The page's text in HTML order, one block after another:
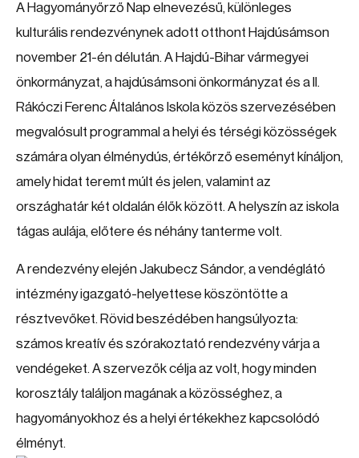
A Hagyományőrző Nap elnevezésű, különleges
kulturális rendezvénynek adott otthont Hajdúsámson
november 21-én délután. A Hajdú-Bihar vármegyei
önkormányzat, a hajdúsámsoni önkormányzat és a II.
Rákóczi Ferenc Általános Iskola közös szervezésében
megvalósult programmal a helyi és térségi közösségek
számára olyan élménydús, értékőrző eseményt kínáljon,
amely hidat teremt múlt és jelen, valamint az
országhatár két oldalán élők között. A helyszín az iskola
tágas aulája, előtere és néhány tanterme volt.
A rendezvény elején Jakubecz Sándor, a vendéglátó
intézmény igazgató-helyettese köszöntötte a
résztvevőket. Rövid beszédében hangsúlyozta:
számos kreatív és szórakoztató rendezvény várja a
vendégeket. A szervezők célja az volt, hogy minden
korosztály találjon magának a közösséghez, a
hagyományokhoz és a helyi értékekhez kapcsolódó
élményt.